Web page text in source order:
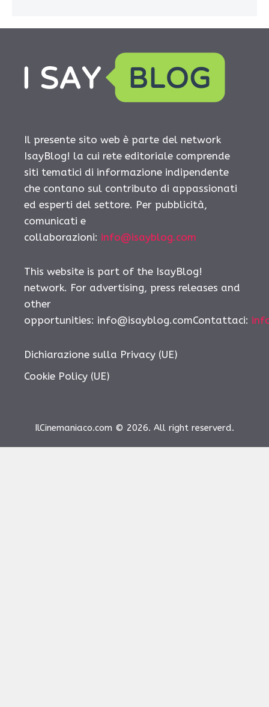
Il presente sito web è parte del network
IsayBlog! la cui rete editoriale comprende
siti tematici di informazione indipendente
che contano sul contributo di appassionati
ed esperti del settore. Per pubblicità,
comunicati e
collaborazioni: info@isayblog.com
This website is part of the IsayBlog!
network. For advertising, press releases and
other
opportunities: info@isayblog.comContattaci:
Dichiarazione sulla Privacy (UE)
Cookie Policy (UE)
IlCinemaniaco.com © 2026. All right reserverd.